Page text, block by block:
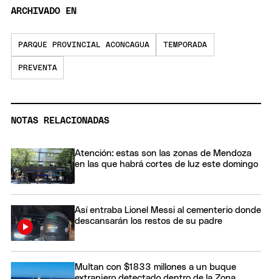
ARCHIVADO EN
PARQUE PROVINCIAL ACONCAGUA TEMPORADA
PREVENTA
NOTAS RELACIONADAS
Atención: estas son las zonas de Mendoza
en las que habrá cortes de luz este domingo
Así entraba Lionel Messi al cementerio donde
descansarán los restos de su padre
Multan con $1833 millones a un buque